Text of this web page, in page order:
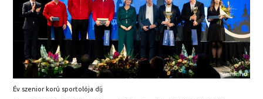
Év szenior korú sportolója díj